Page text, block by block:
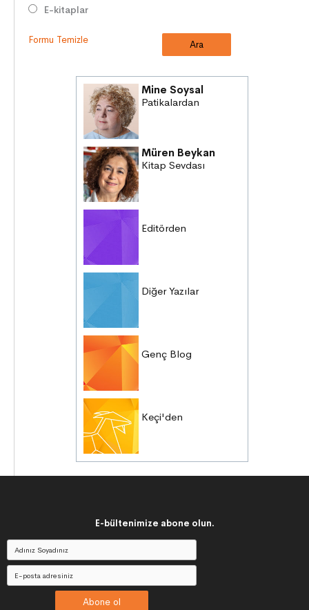
E-kitaplar
Formu Temizle
Mine Soysal
Patikalardan
Müren Beykan
Kitap Sevdası
Editörden
Diğer Yazılar
Genç Blog
Keçi'den
E-bültenimize abone olun.
Abone ol